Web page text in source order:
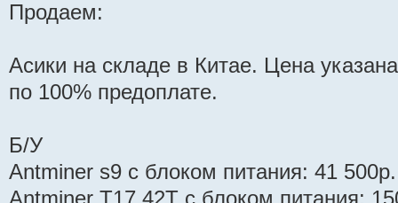
Продаем:
Асики на складе в Китае. Цена
по 100% предоплате.
Б/У
Antminer s9 с блоком питания: 41 500р.